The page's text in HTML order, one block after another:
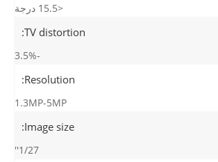
<15.5 درجة
TV distortion:
-3.5%
Resolution:
1.3MP-5MP
Image size:
1/27''